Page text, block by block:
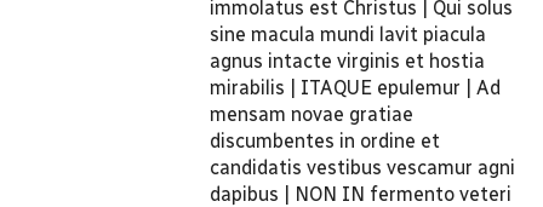
immolatus est Christus | Qui solus
sine macula mundi lavit piacula
agnus intacte virginis et hostia
mirabilis | ITAQUE epulemur | Ad
mensam novae gratiae
discumbentes in ordine et
candidatis vestibus vescamur agni
dapibus | NON IN fermento veteri